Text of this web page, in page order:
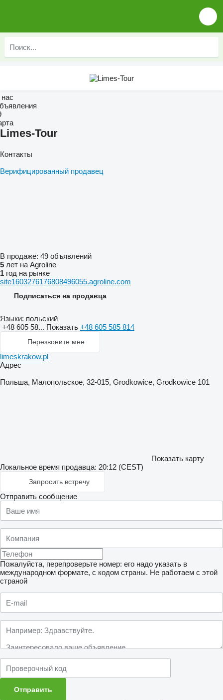
Limes-Tour
Контакты
Верифицированный продавец
В продаже: 49 объявлений
5 лет на Agroline
1 год на рынке
site1603276176808496055.agroline.com
Подписаться на продавца
Языки: польский
+48 605 58... Показать +48 605 585 814
Перезвоните мне
limeskrakow.pl
Адрес
Польша, Малопольское, 32-015, Grodkowice, Grodkowice 101
Показать карту
Локальное время продавца: 20:12 (CEST)
Запросить встречу
Отправить сообщение
Пожалуйста, перепроверьте номер: его надо указать в
международном формате, с кодом страны. Не работаем с этой
страной